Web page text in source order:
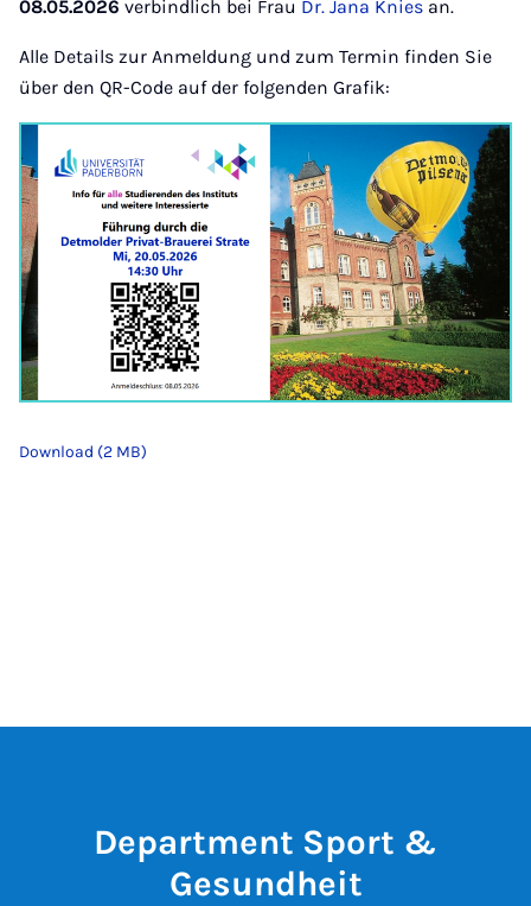
08.05.2026 verbindlich bei Frau Dr. Jana Knies an.
Alle Details zur Anmeldung und zum Termin finden Sie
über den QR-Code auf der folgenden Grafik:
Download (2 MB)
Department Sport &
Gesundheit